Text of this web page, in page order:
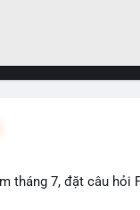
tháng 7, đặt câu hỏi